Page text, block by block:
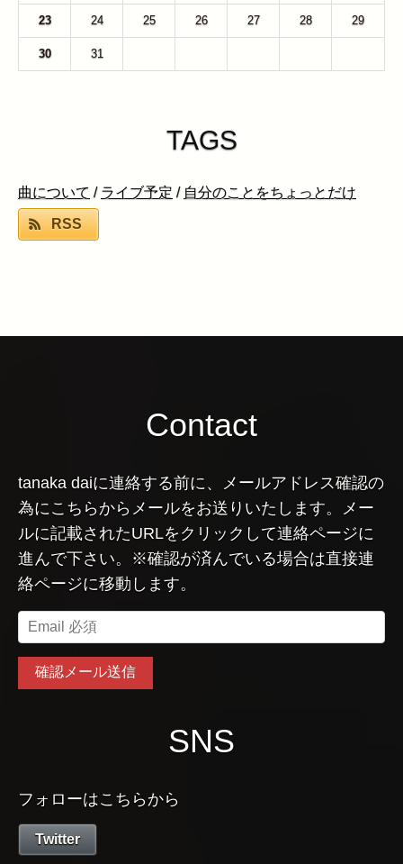
23 24 25 26 27 28 29
30 31
TAGS
曲について / ライブ予定 / 自分のことをちょっとだけ
RSS
Contact
tanaka daiに連絡する前に、メールアドレス確認の
為にこちらからメールをお送りいたします。メー
ルに記載されたURLをクリックして連絡ページに
進んで下さい。※確認が済んでいる場合は直接連
絡ページに移動します。
SNS
フォローはこちらから
Twitter